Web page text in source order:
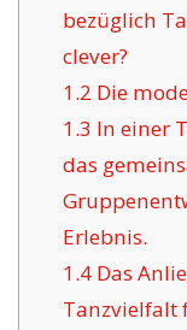
bezüglich
clever?
1.2 Die
1.3 In einer
das
Erlebnis.
1.4Das
Tanzvielfalt